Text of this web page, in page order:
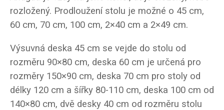
rozložený. Prodloužení stolu je možné o 45 cm,
60 cm, 70 cm, 100 cm, 2×40 cm a 2×49 cm.
Výsuvná deska 45 cm se vejde do stolu od
rozměru 90×80 cm, deska 60 cm je určená pro
rozměry 150×90 cm, deska 70 cm pro stoly od
délky 120 cm a šířky 80-110 cm, deska 100 cm od
140×80 cm, dvě desky 40 cm od rozměru stolu